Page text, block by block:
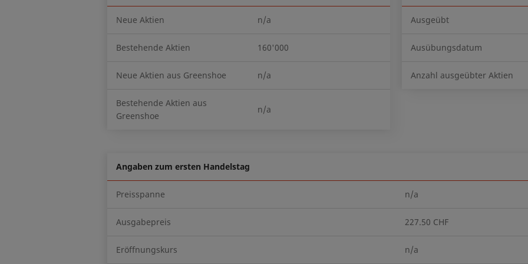
Neue Aktien n/a
Bestehende Aktien 160'000
Neue Aktien aus Greenshoe n/a
Bestehende Aktien aus
Greenshoe
n/a
Ausgeübt
Ausübungsdatum
Anzahl ausgeübter Aktien
Angaben zum ersten Handelstag
Preisspanne n/a
Ausgabepreis 227.50 CHF
Eröffnungskurs n/a